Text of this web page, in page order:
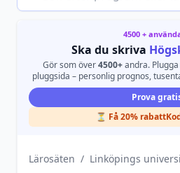
4500 +
Ska du skriva
Gör som över4500+andra.
pluggsida – personlig prognos,
Prova
⏳ Få 20% rabatt
Lärosäten / Linköpings